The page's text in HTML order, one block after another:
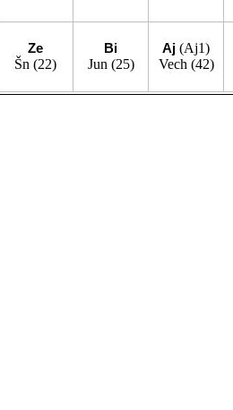
Ze
Šn (22)
Bi
Jun (25)
Aj (Aj1)
Vech (42)